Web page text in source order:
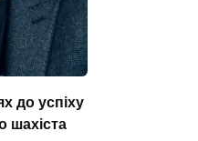
до успіху
шахіста